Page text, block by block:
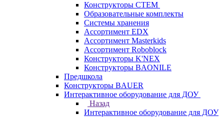
Конструкторы СТЕМ
Образовательные комплекты
Системы хранения
Ассортимент EDX
Ассортимент Masterkids
Ассортимент Roboblock
Конструкторы K'NEX
Конструкторы BAONILE
Предшкола
Конструкторы BAUER
Интерактивное оборудование для ДОУ
Назад
Интерактивное оборудование для ДОУ